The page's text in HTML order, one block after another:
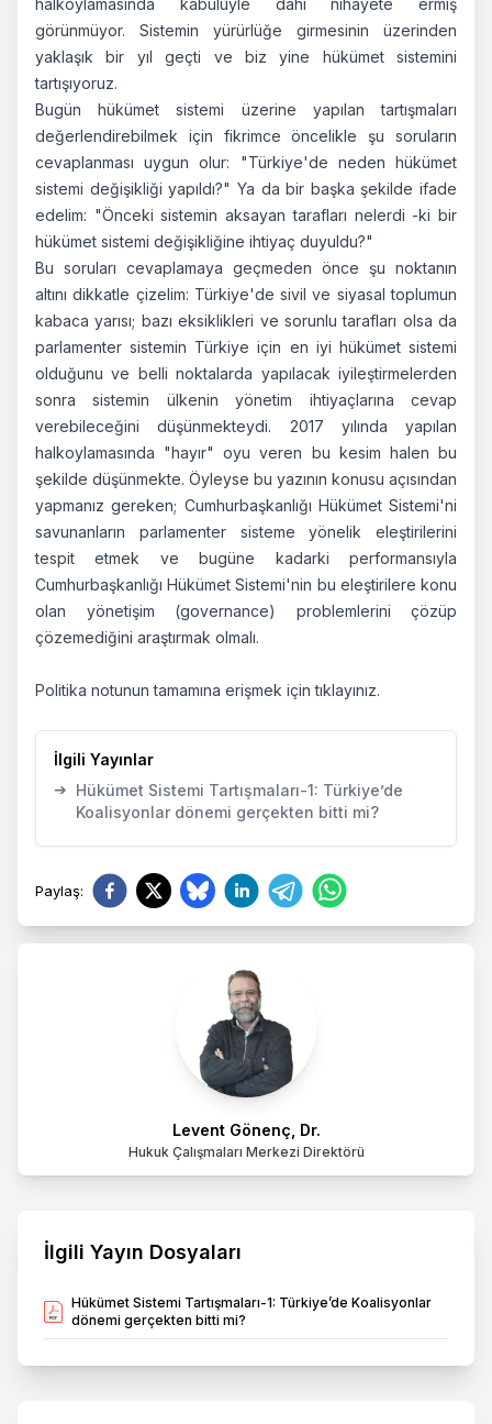
Levent Gönenç, Dr.
Hukuk Çalışmaları Merkezi Direktörü
İlgili Yayın Dosyaları
Hükümet Sistemi Tartışmaları-1: Türkiye’de Koalisyonlar
dönemi gerçekten bitti mi?
halkoylamasında kabulüyle dahi nihayete ermiş
görünmüyor. Sistemin yürürlüğe girmesinin üzerinden
yaklaşık bir yıl geçti ve biz yine hükümet sistemini
tartışıyoruz.
Bugün hükümet sistemi üzerine yapılan tartışmaları
değerlendirebilmek için fikrimce öncelikle şu soruların
cevaplanması uygun olur: "Türkiye'de neden hükümet
sistemi değişikliği yapıldı?" Ya da bir başka şekilde ifade
edelim: "Önceki sistemin aksayan tarafları nelerdi -ki bir
hükümet sistemi değişikliğine ihtiyaç duyuldu?"
Bu soruları cevaplamaya geçmeden önce şu noktanın
altını dikkatle çizelim: Türkiye'de sivil ve siyasal toplumun
kabaca yarısı; bazı eksiklikleri ve sorunlu tarafları olsa da
parlamenter sistemin Türkiye için en iyi hükümet sistemi
olduğunu ve belli noktalarda yapılacak iyileştirmelerden
sonra sistemin ülkenin yönetim ihtiyaçlarına cevap
verebileceğini düşünmekteydi. 2017 yılında yapılan
halkoylamasında "hayır" oyu veren bu kesim halen bu
şekilde düşünmekte. Öyleyse bu yazının konusu açısından
yapmanız gereken; Cumhurbaşkanlığı Hükümet Sistemi'ni
savunanların parlamenter sisteme yönelik eleştirilerini
tespit etmek ve bugüne kadarki performansıyla
Cumhurbaşkanlığı Hükümet Sistemi'nin bu eleştirilere konu
olan yönetişim (governance) problemlerini çözüp
çözemediğini araştırmak olmalı.
Politika notunun tamamına erişmek içintıklayınız.
İlgili Yayınlar
➔ Hükümet Sistemi Tartışmaları-1: Türkiye’de
Koalisyonlar dönemi gerçekten bitti mi?
Paylaş: